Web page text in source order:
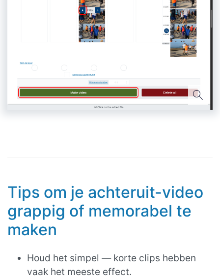
Tips om je achteruit-video
grappig of memorabel te
maken
Houd het simpel — korte clips hebben
vaak het meeste effect.